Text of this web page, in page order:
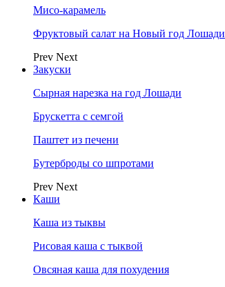
Мисо-карамель
Фруктовый салат на Новый год Лошади
Prev Next
Закуски
Сырная нарезка на год Лошади
Брускетта с семгой
Паштет из печени
Бутерброды со шпротами
Prev Next
Каши
Каша из тыквы
Рисовая каша с тыквой
Овсяная каша для похудения